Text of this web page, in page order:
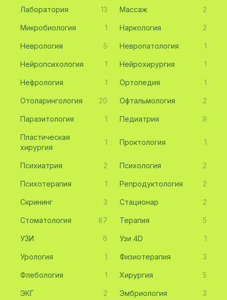
Лаборатория 13 Массаж 2
Микробиология 1 Наркология 2
Неврология 5 Невропатология 1
Нейропсихология 1 Нейрохирургия 1
Нефрология 1 Ортопедия 1
Отоларингология 20 Офтальмология 2
Паразитология 1 Педиатрия 9
Пластическая
хирургия
1 Проктология 1
Психиатрия 2 Психология 2
Психотерапия 1 Репродуктология 2
Скрининг 3 Стационар 2
Стоматология 87 Терапия 5
УЗИ 6 Узи 4D 1
Урология 1 Физиотерапия 3
Флебология 1 Хирургия 5
ЭКГ 2 Эмбриология 3